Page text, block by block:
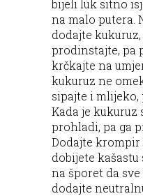
bijeli luk sitno
na malo putera.
dodajte
prodinstajte, pa
krčkajte na
kukuruz ne
sipajte i mlijeko,
Kada je kukuruz
prohladi, pa ga
Dodajte krompir
dobijete
na šporet da
dodajte